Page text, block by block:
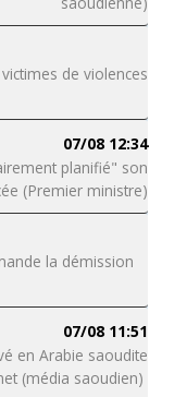
de violences
07/08 12:34
planifié" son
(Premier ministre)
la démission
07/08 11:51
en Arabie saoudite
(média saoudien)